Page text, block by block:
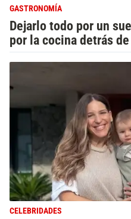
GASTRONOMÍA
Dejarlo todo por un
por la cocina detrás
CELEBRIDADES